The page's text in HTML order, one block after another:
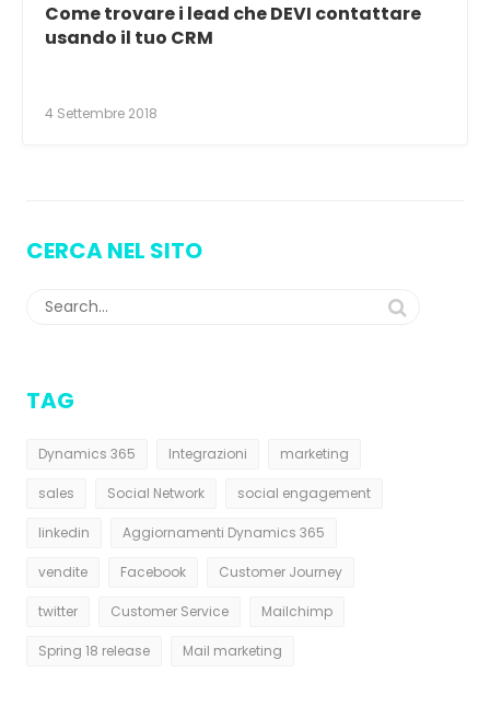
Come trovare i lead che DEVI contattare
usando il tuo CRM
4 Settembre 2018
CERCA NEL SITO
TAG
Dynamics 365 Integrazioni marketing
sales Social Network social engagement
linkedin Aggiornamenti Dynamics 365
vendite Facebook Customer Journey
twitter Customer Service Mailchimp
Spring 18 release Mail marketing